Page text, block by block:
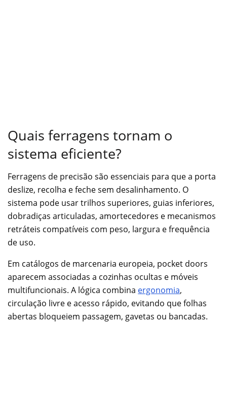
Quais ferragens tornam o
sistema eficiente?
Ferragens de precisão são essenciais para que a porta
deslize, recolha e feche sem desalinhamento. O
sistema pode usar trilhos superiores, guias inferiores,
dobradiças articuladas, amortecedores e mecanismos
retráteis compatíveis com peso, largura e frequência
de uso.
Em catálogos de marcenaria europeia, pocket doors
aparecem associadas a cozinhas ocultas e móveis
multifuncionais. A lógica combina ergonomia,
circulação livre e acesso rápido, evitando que folhas
abertas bloqueiem passagem, gavetas ou bancadas.